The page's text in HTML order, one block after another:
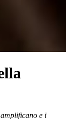
e i